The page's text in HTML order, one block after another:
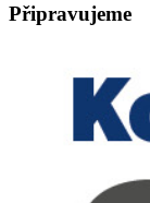
Připravujeme